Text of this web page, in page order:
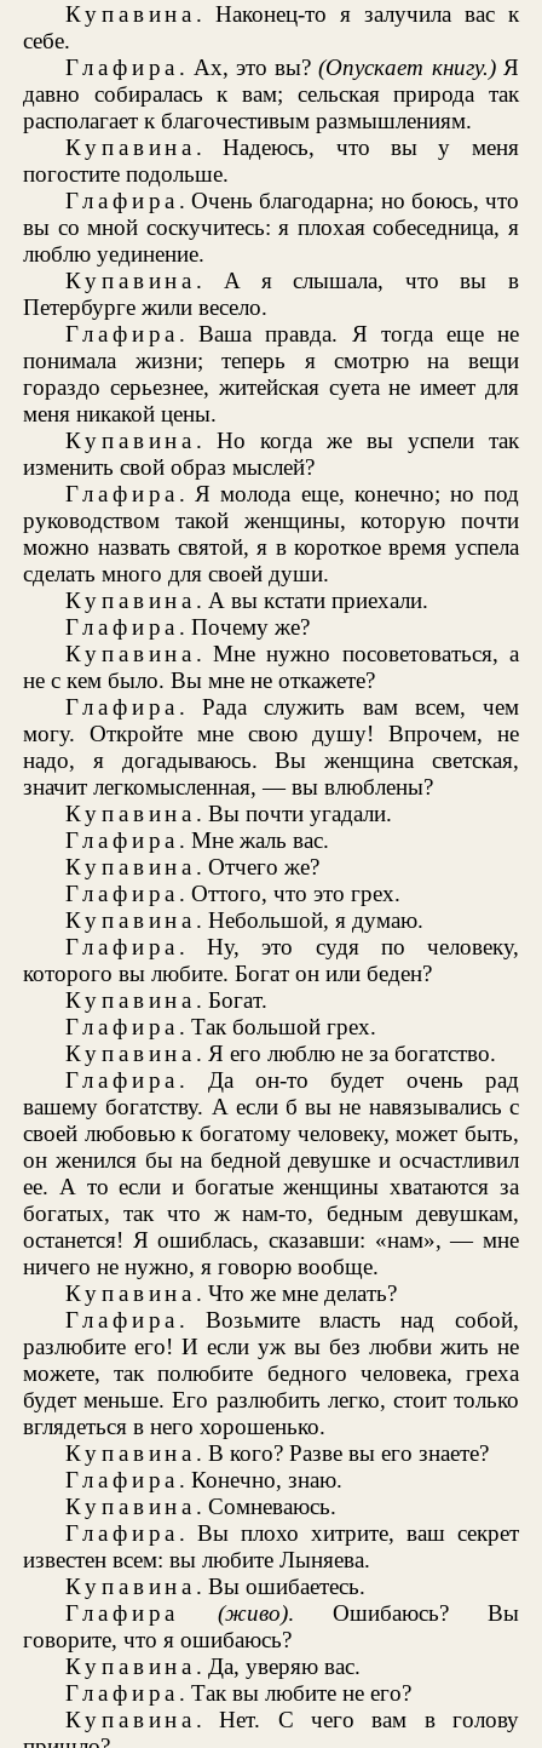
Купавина . Наконец-то я залучила вас к
себе.
Глафира . Ах, это вы?(Опускает книгу.)Я
давно собиралась к вам; сельская природа так
располагает к благочестивым размышлениям.
Купавина . Надеюсь, что вы у меня
погостите подольше.
Глафира . Очень благодарна; но боюсь, что
вы со мной соскучитесь: я плохая собеседница, я
люблю уединение.
Купавина . А я слышала, что вы в
Петербурге жили весело.
Глафира . Ваша правда. Я тогда еще не
понимала жизни; теперь я смотрю на вещи
гораздо серьезнее, житейская суета не имеет для
меня никакой цены.
Купавина . Но когда же вы успели так
изменить свой образ мыслей?
Глафира . Я молода еще, конечно; но под
руководством такой женщины, которую почти
можно назвать святой, я в короткое время успела
сделать много для своей души.
Купавина . А вы кстати приехали.
Глафира . Почему же?
Купавина . Мне нужно посоветоваться, а
не с кем было. Вы мне не откажете?
Глафира . Рада служить вам всем, чем
могу. Откройте мне свою душу! Впрочем, не
надо, я догадываюсь. Вы женщина светская,
значит легкомысленная, — вы влюблены?
Купавина . Вы почти угадали.
Глафира . Мне жаль вас.
Купавина . Отчего же?
Глафира . Оттого, что это грех.
Купавина . Небольшой, я думаю.
Глафира . Ну, это судя по человеку,
которого вы любите. Богат он или беден?
Купавина . Богат.
Глафира . Так большой грех.
Купавина . Я его люблю не за богатство.
Глафира . Да он-то будет очень рад
вашему богатству. А если б вы не навязывались с
своей любовью к богатому человеку, может быть,
он женился бы на бедной девушке и осчастливил
ее. А то если и богатые женщины хватаются за
богатых, так что ж нам-то, бедным девушкам,
останется! Я ошиблась, сказавши: «нам», — мне
ничего не нужно, я говорю вообще.
Купавина . Что же мне делать?
Глафира . Возьмите власть над собой,
разлюбите его! И если уж вы без любви жить не
можете, так полюбите бедного человека, греха
будет меньше. Его разлюбить легко, стоит только
вглядеться в него хорошенько.
Купавина . В кого? Разве вы его знаете?
Глафира . Конечно, знаю.
Купавина . Сомневаюсь.
Глафира . Вы плохо хитрите, ваш секрет
известен всем: вы любите Лыняева.
Купавина . Вы ошибаетесь.
Глафира
(живо). Ошибаюсь? Вы
говорите, что я ошибаюсь?
Купавина . Да, уверяю вас.
Глафира . Так вы любите не его?
Купавина . Нет. С чего вам в голову